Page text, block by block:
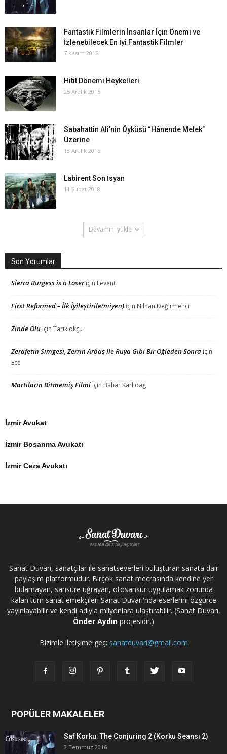
Fantastik Filmlerin İnsanlar İçin Önemi ve
İzlenebilecek En İyi Fantastik Filmler
7 Kasım 2016
Hitit Dönemi Heykelleri
25 Aralık 2015
Sabahattin Ali’nin Öyküsü “Hânende Melek”
Üzerine
18 Aralık 2015
Labirent Son İsyan
11 Şubat 2018
Devamını yükle
Son Yorumlar
Sierra Burgess is a Loseriçin Levent
First Reformed – İlk İyileştirile(miyen) için Nilhan Değirmenci
Zinde Ölü için Tarık okçu
Zerafetin Simgesi, Zerrin Arbaş İle Rüya Gibi Bir Öğleden Sonra için
Ece
Martıların Bitmemiş Filmi için Bahar Karlidag
İzmir Avukat
İzmir Boşanma Avukatı
İzmir Ceza Avukatı
Sanat Duvarı, sanatçılar ile sanatseverleri buluşturan sanata dair
paylaşım platformudur. Birçok sanat mecrasında kendine yer
bulamayan, sansüre uğrayan, otosansür uygulamak zorunda
kalan tüm sanat emekçileri Sanat Duvarı'nda eserlerini özgürce
yayınlayabilir ve kendi adıyla milyonlara ulaştırabilir. (Sanat Duvarı,
Önder Aydın projesidir.)
Bizimle iletişime geç: sanatduvari@gmail.com
POPÜLER MAKALELER
Saf Korku: The Conjuring 2 (Korku Seansı 2)
3 Temmuz 2016